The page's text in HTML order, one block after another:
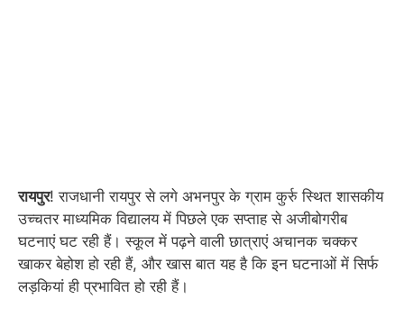
रायपुर! राजधानी रायपुर से लगे अभनपुर के ग्राम कुर्रु स्थित शासकीय
उच्चतर माध्यमिक विद्यालय में पिछले एक सप्ताह से अजीबोगरीब
घटनाएं घट रही हैं। स्कूल में पढ़ने वाली छात्राएं अचानक चक्कर
खाकर बेहोश हो रही हैं, और खास बात यह है कि इन घटनाओं में सिर्फ
लड़कियां ही प्रभावित हो रही हैं।